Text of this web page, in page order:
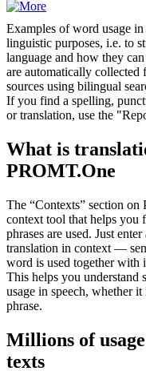
Examples of word usage
linguistic purposes, i.e. to
language and how they
are automatically
sources using bilingual
If you find a spelling,
or translation, use the
What is
PROMT.One
The “Contexts” section
context tool that helps you
phrases are used. Just
translation in context —
word is used together with
This helps you understand
usage in speech, whether
phrase.
Millions of
texts